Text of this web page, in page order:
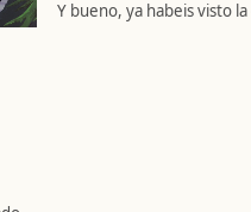
Y bueno, ya habeis visto